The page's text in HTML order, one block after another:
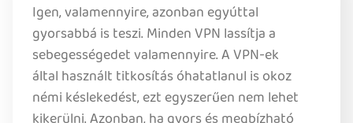
Igen, valamennyire, azonban egyúttal
gyorsabbá is teszi. Minden VPN lassítja a
sebegességedet valamennyire. A VPN-ek
által használt titkosítás óhatatlanul is okoz
némi késlekedést, ezt egyszerűen nem lehet